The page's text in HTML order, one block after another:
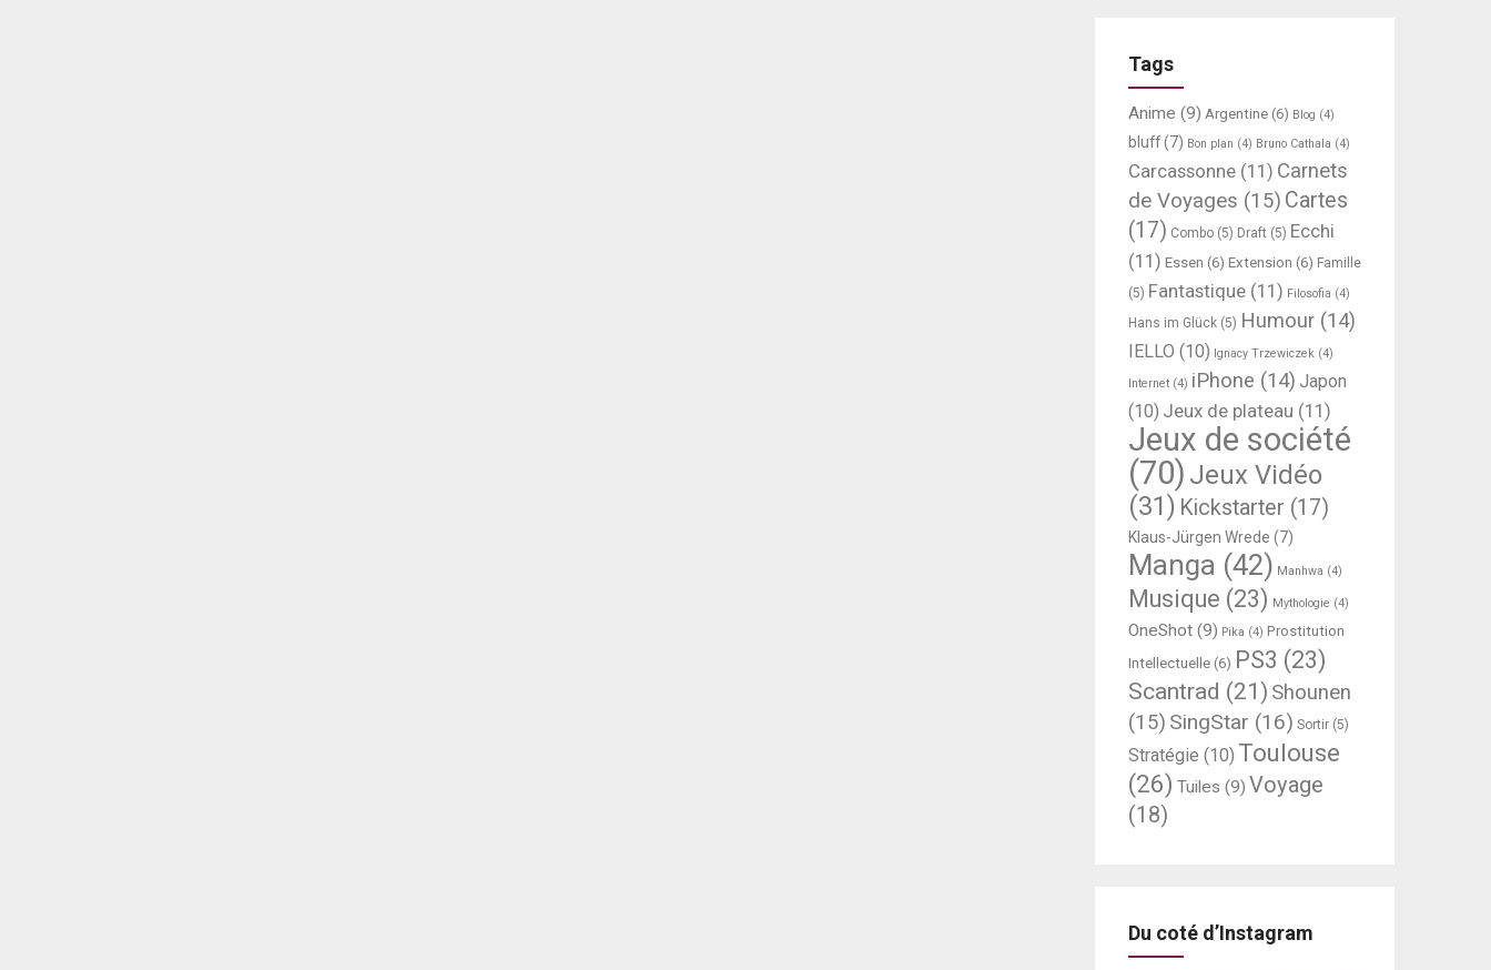
Tags
Anime (9) Argentine (6) Blog (4)
bluff(7) Bon plan (4) Bruno Cathala (4)
Carcassonne (11) Carnets
de Voyages (15) Cartes
(17) Combo (5) Draft (5) Ecchi
(11) Essen (6) Extension (6) Famille
(5) Fantastique (11) Filosofia (4)
Hans im Glück (5) Humour (14)
IELLO (10) Ignacy Trzewiczek (4)
Internet (4) iPhone (14) Japon
(10) Jeux de plateau (11)
Jeux de société
(70) Jeux Vidéo
(31) Kickstarter (17)
Klaus-Jürgen Wrede (7)
Manga (42) Manhwa (4)
Musique (23) Mythologie (4)
OneShot (9) Pika (4) Prostitution
Intellectuelle (6) PS3 (23)
Scantrad (21) Shounen
(15) SingStar (16) Sortir (5)
Stratégie (10) Toulouse
(26) Tuiles (9) Voyage
(18)
Du coté d’Instagram